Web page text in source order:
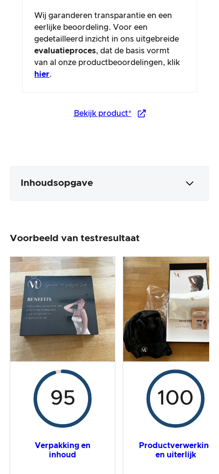
Wij garanderen transparantie en een
eerlijke beoordeling. Voor een
gedetailleerd inzicht in ons uitgebreide
evaluatieproces, dat de basis vormt
van al onze productbeoordelingen, klik
hier.
Bekijk product*
Inhoudsopgave
Productverwerking en uiterlijk
De praktijktest
Prijs/prestatieverhouding
Algemeen resultaat
Voorbeeld van testresultaat
95
Verpakking en
inhoud
100
Productverwerking
en uiterlijk